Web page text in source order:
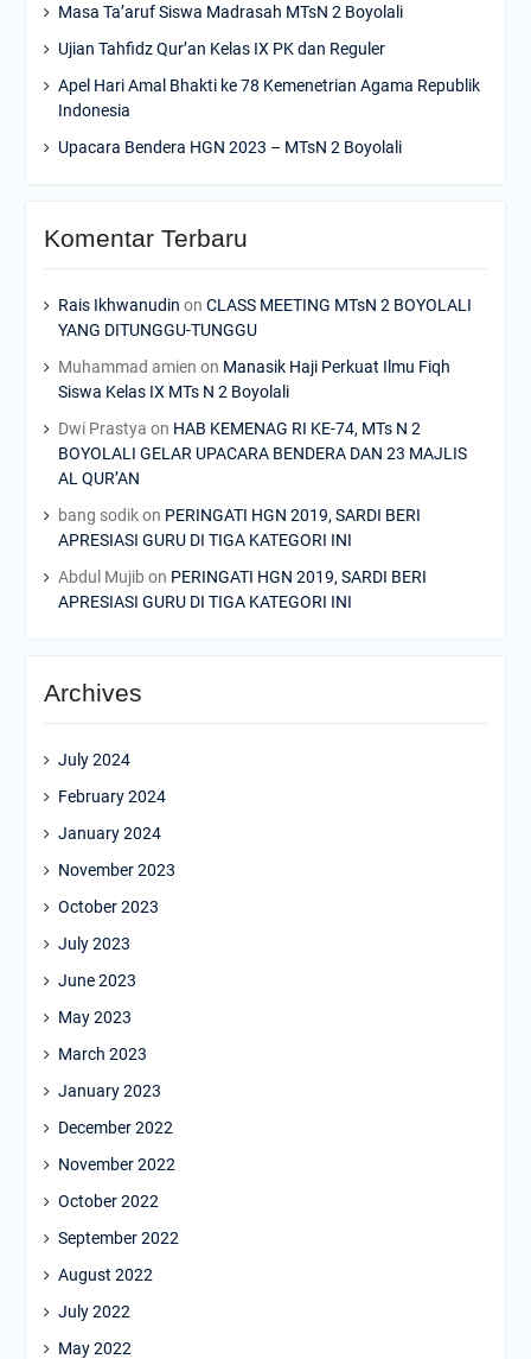
Masa Ta’aruf Siswa Madrasah MTsN 2 Boyolali
Ujian Tahfidz Qur’an Kelas IX PK dan Reguler
Apel Hari Amal Bhakti ke 78 Kemenetrian Agama Republik
Indonesia
Upacara Bendera HGN 2023 – MTsN 2 Boyolali
Komentar Terbaru
Rais Ikhwanudin on CLASS MEETING MTsN 2 BOYOLALI
YANG DITUNGGU-TUNGGU
Muhammad amien on Manasik Haji Perkuat Ilmu Fiqh
Siswa Kelas IX MTs N 2 Boyolali
Dwi Prastya on HAB KEMENAG RI KE-74, MTs N 2
BOYOLALI GELAR UPACARA BENDERA DAN 23 MAJLIS
AL QUR’AN
bang sodikon PERINGATI HGN 2019, SARDI BERI
APRESIASI GURU DI TIGA KATEGORI INI
Abdul Mujib on PERINGATI HGN 2019, SARDI BERI
APRESIASI GURU DI TIGA KATEGORI INI
Archives
July 2024
February 2024
January 2024
November 2023
October 2023
July 2023
June 2023
May 2023
March 2023
January 2023
December 2022
November 2022
October 2022
September 2022
August 2022
July 2022
May 2022